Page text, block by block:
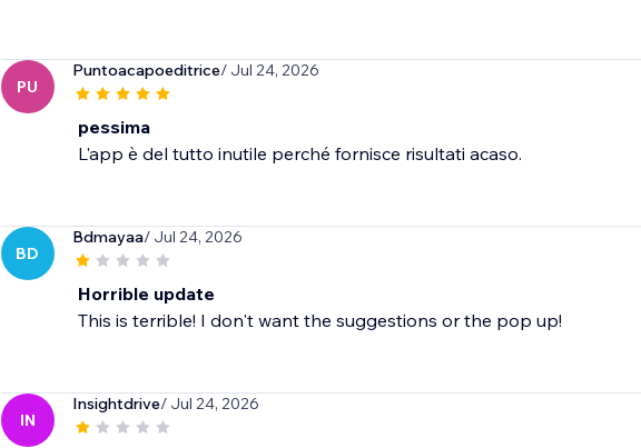
PU
Puntoacapoeditrice/ Jul 24, 2026
pessima
L'app è del tutto inutile perché fornisce risultati acaso.
BD
Bdmayaa/ Jul 24, 2026
Horrible update
This is terrible! I don't want the suggestions or the pop up!
IN
Insightdrive/ Jul 24, 2026